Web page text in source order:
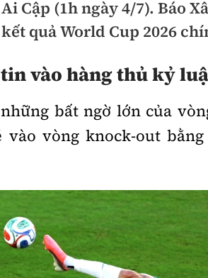
Hàng hải
Đường sắt đô thị
Nhà thầu
Mời thầu - Đấu thầu
Thi viết về Ngành
thông
Thể thao
Bóng đá
Cập (1h ngày 4/7). Báo
quả World Cup 2026
vào hàng thủ kỷ
bất ngờ lớn của
vào vòng knock-out